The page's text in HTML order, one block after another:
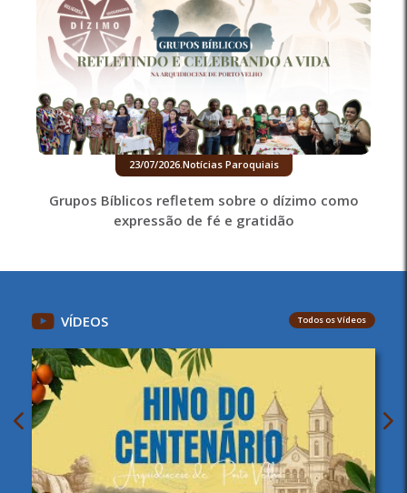
23/07/2026. Notícias Paroquiais
Grupos Bíblicos refletem sobre o dízimo como
expressão de fé e gratidão
VÍDEOS Todos os Vídeos